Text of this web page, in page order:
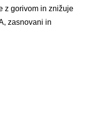
z gorivom in znižuje
zasnovani in